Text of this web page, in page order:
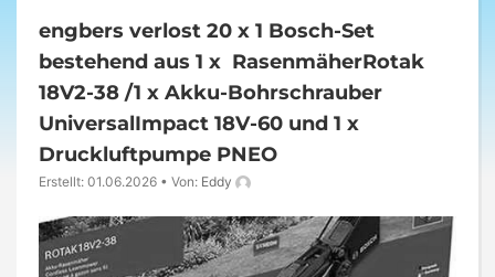
engbers verlost 20 x 1 Bosch-Set
bestehend aus 1 x RasenmäherRotak
18V2-38 /1 x Akku-Bohrschrauber
UniversalImpact 18V-60 und 1 x
Druckluftpumpe PNEO
Erstellt: 01.06.2026 • Von: Eddy